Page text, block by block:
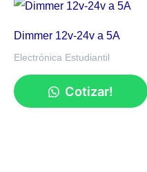
Dimmer 12v-24v a 5A
Electrónica Estudiantil
Cotizar!